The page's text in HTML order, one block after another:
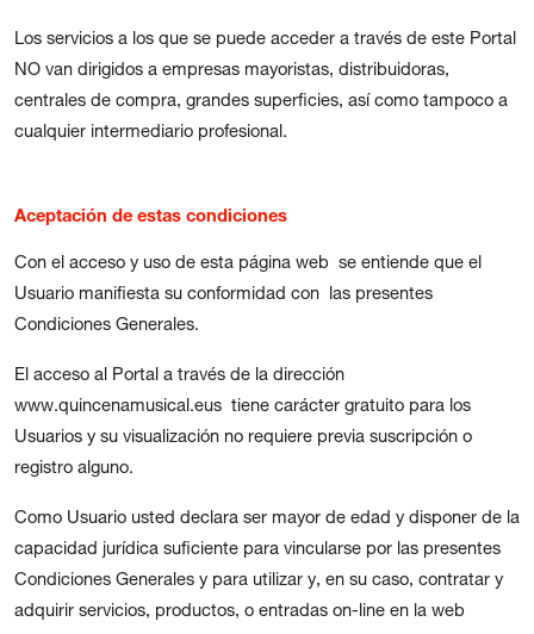
Contratación
Política lingüística
Aviso legal
Política de privacidad
Los servicios a los que se puede acceder a través de este Portal
NO van dirigidos a empresas mayoristas, distribuidoras,
centrales de compra, grandes superficies, así como tampoco a
cualquier intermediario profesional.
Aceptación de estas condiciones
Con el acceso y uso de esta página web se entiende que el
Usuario manifiesta su conformidad con las presentes
Condiciones Generales.
El acceso al Portal a través de la dirección
www.quincenamusical.eus tiene carácter gratuito para los
Usuarios y su visualización no requiere previa suscripción o
registro alguno.
Como Usuario usted declara ser mayor de edad y disponer de la
capacidad jurídica suficiente para vincularse por las presentes
Condiciones Generales y para utilizar y, en su caso, contratar y
adquirir servicios, productos, o entradas on-line en la web